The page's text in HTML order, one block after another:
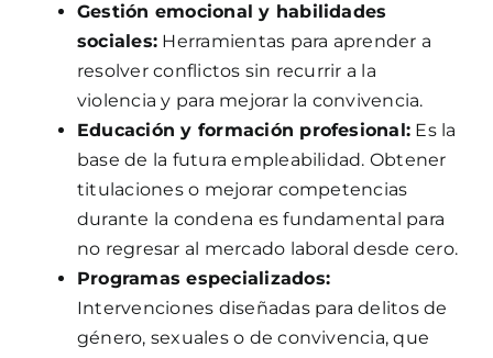
Gestión emocional y habilidades
sociales: Herramientas para aprender a
resolver conflictos sin recurrir a la
violencia y para mejorar la convivencia.
Educación y formación profesional: Es la
base de la futura empleabilidad. Obtener
titulaciones o mejorar competencias
durante la condena es fundamental para
no regresar al mercado laboral desde cero.
Programas especializados:
Intervenciones diseñadas para delitos de
género, sexuales o de convivencia, que